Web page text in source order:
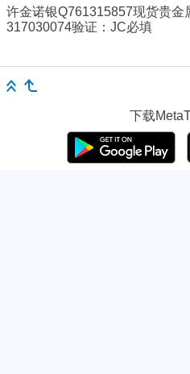
许金诺银Q761315857现货贵金
317030074验证：JC必填
下载